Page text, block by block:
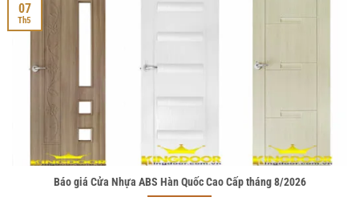
Báo giá Cửa Nhựa ABS Hàn Quốc Cao Cấp tháng 8/2026
07
Th5